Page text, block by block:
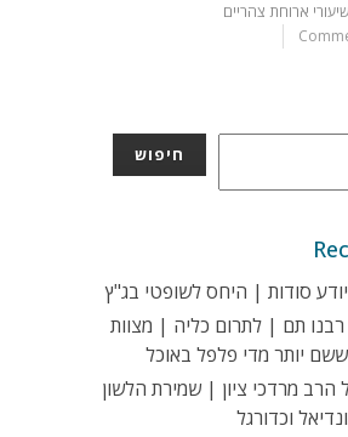
שיעורי ארוחת צהריים
חיפוש
סודות | היחס לשופטי בג"ץ
תם | לתרום כליה | מצוות
יותר מדי פלפל באוכל
מרדכי ציון | שמירת הלשון
וכדורגל